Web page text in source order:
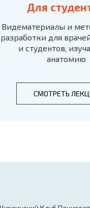
Для
Видематериалы и
разработки для
и студентов,
анатомию
СМОТРЕТЬ